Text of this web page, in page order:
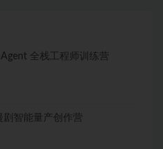
Agent 全栈工程师训练营
剧智能量产创作营